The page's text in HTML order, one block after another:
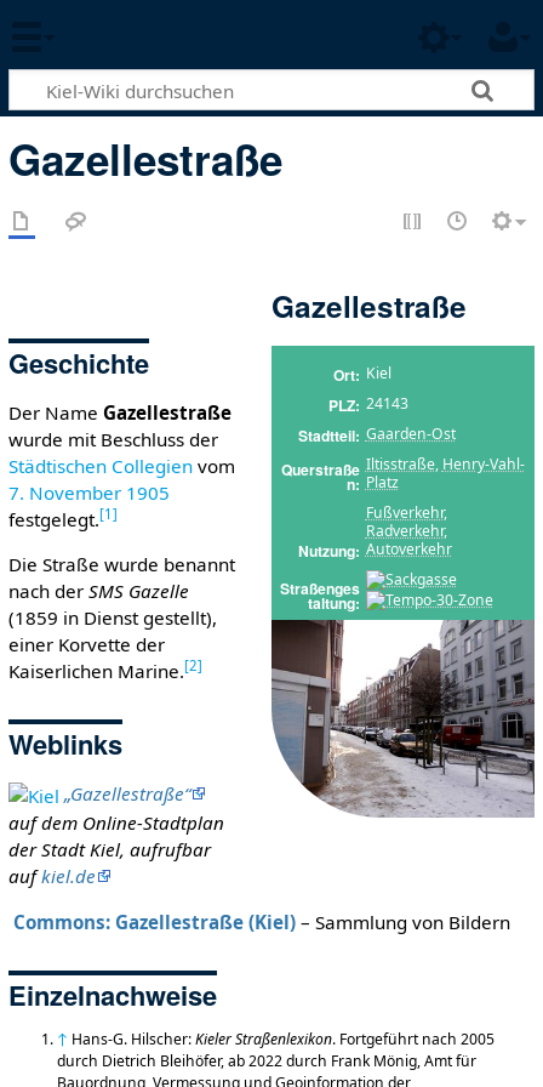
Gazellestraße
Gazellestraße
Ort Kiel
PLZ 24143
Stadtteil Gaarden-Ost
Querstraße
n
Iltisstraße, Henry-Vahl-
Platz
Nutzung
Fußverkehr,
Radverkehr,
Autoverkehr
Straßenges
taltung
Geschichte
Der Name Gazellestraße
wurde mit Beschluss der
Städtischen Collegienvom
7. November 1905
festgelegt.[1 ]
Die Straße wurde benannt
nach der SMS Gazelle
(1859 in Dienst gestellt),
einer Korvette der
Kaiserlichen Marine.[2]
Weblinks
„Gazellestraße“
auf dem Online-Stadtplan
der Stadt Kiel, aufrufbar
aufkiel.de
Commons: Gazellestraße (Kiel)– Sammlung von Bildern
Einzelnachweise
↑ Hans-G. Hilscher:Kieler Straßenlexikon. Fortgeführt nach 2005
durch Dietrich Bleihöfer, ab 2022 durch Frank Mönig, Amt für